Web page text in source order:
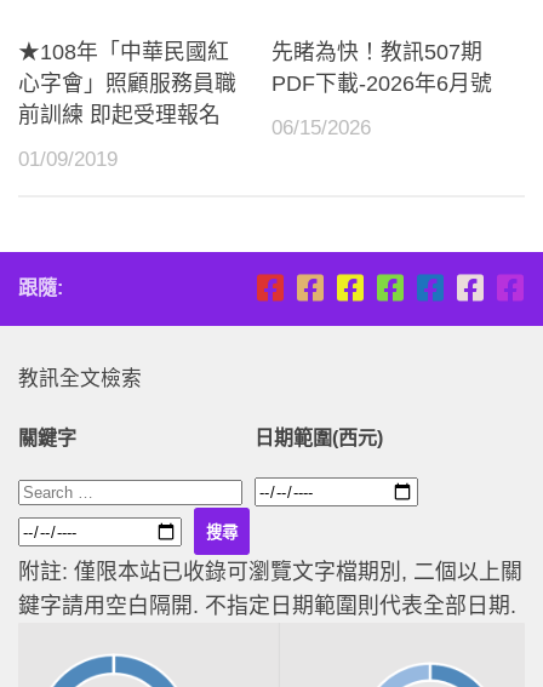
★108年「中華民國紅
心字會」照顧服務員職
前訓練 即起受理報名
01/09/2019
先睹為快！教訊507期
PDF下載-2026年6月號
06/15/2026
跟隨:
教訊全文檢索
關鍵字 日期範圍(西元)
附註: 僅限本站已收錄可瀏覽文字檔期別, 二個以上關
鍵字請用空白隔開. 不指定日期範圍則代表全部日期.